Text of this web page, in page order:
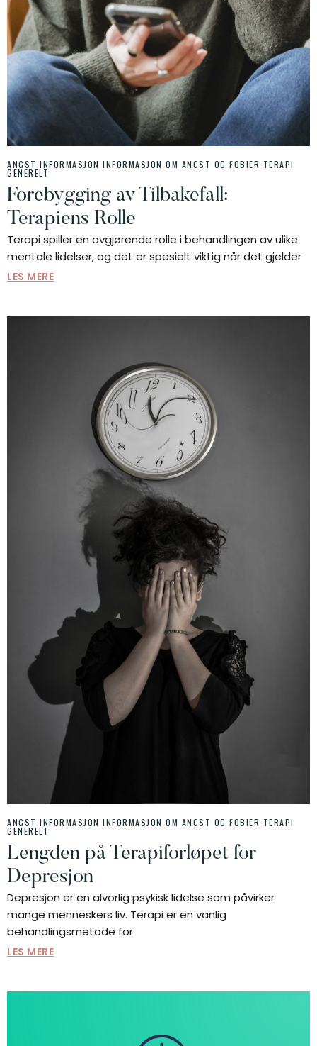
ANGST INFORMASJON INFORMASJON OM ANGST OG FOBIER TERAPI
GENERELT
Forebygging av Tilbakefall:
Terapiens Rolle
Terapi spiller en avgjørende rolle i behandlingen av ulike
mentale lidelser, og det er spesielt viktig når det gjelder
LES MERE
ANGST INFORMASJON INFORMASJON OM ANGST OG FOBIER TERAPI
GENERELT
Lengden på Terapiforløpet for
Depresjon
Depresjon er en alvorlig psykisk lidelse som påvirker
mange menneskers liv. Terapi er en vanlig
behandlingsmetode for
LES MERE